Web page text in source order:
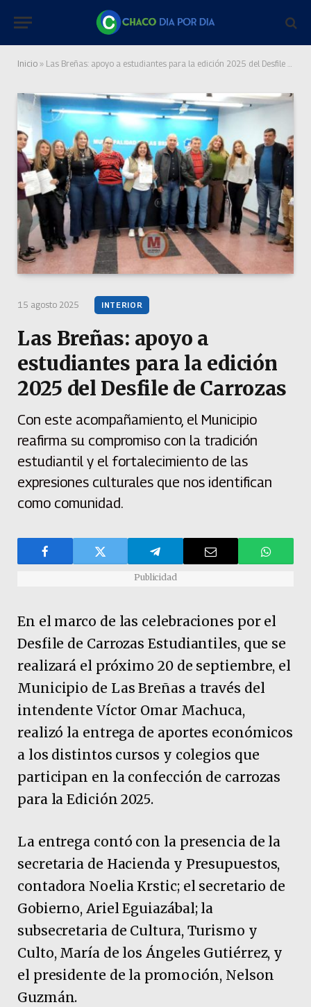
Inicio » Las Breñas: apoyo a estudiantes para la edición 2025 del Desfile de Carrozas
15 agosto 2025 INTERIOR
Las Breñas: apoyo a
estudiantes para la edición
2025 del Desfile de Carrozas
Con este acompañamiento, el Municipio
reafirma su compromiso con la tradición
estudiantil y el fortalecimiento de las
expresiones culturales que nos identifican
como comunidad.
Publicidad
En el marco de las celebraciones por el
Desfile de Carrozas Estudiantiles, que se
realizará el próximo 20 de septiembre, el
Municipio de Las Breñas a través del
intendente Víctor Omar Machuca,
realizó la entrega de aportes económicos
a los distintos cursos y colegios que
participan en la confección de carrozas
para la Edición 2025.
La entrega contó con la presencia de la
secretaria de Hacienda y Presupuestos,
contadora Noelia Krstic; el secretario de
Gobierno, Ariel Eguiazábal; la
subsecretaria de Cultura, Turismo y
Culto, María de los Ángeles Gutiérrez, y
el presidente de la promoción, Nelson
Guzmán.